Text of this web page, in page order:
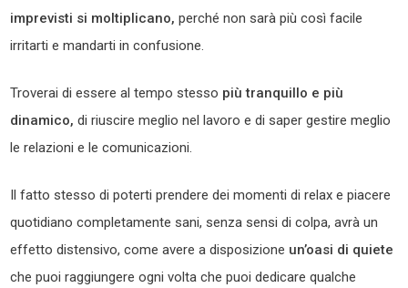
imprevisti si moltiplicano, perché non sarà più così facile
irritarti e mandarti in confusione.
Troverai di essere al tempo stesso più tranquillo e più
dinamico, di riuscire meglio nel lavoro e di saper gestire meglio
le relazioni e le comunicazioni.
Il fatto stesso di poterti prendere dei momenti di relax e piacere
quotidiano completamente sani, senza sensi di colpa, avrà un
effetto distensivo, come avere a disposizione un’oasi di quiete
che puoi raggiungere ogni volta che puoi dedicare qualche